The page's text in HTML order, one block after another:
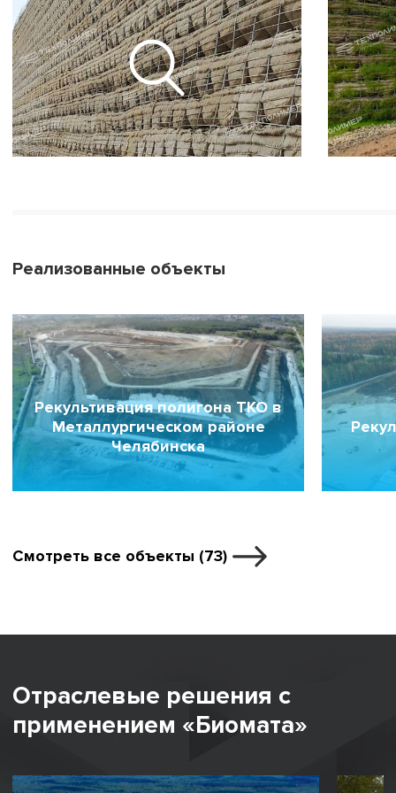
Реализованные объекты
Рекультивация полигона ТКО в
Металлургическом районе
Челябинска
Смотреть все объекты (73)
Отраслевые решения с
применением «Биомата»